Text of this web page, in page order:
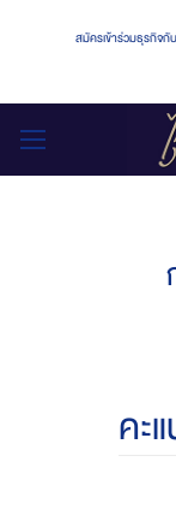
สมัครเข้าร่วมธุรกิจกั
คะ